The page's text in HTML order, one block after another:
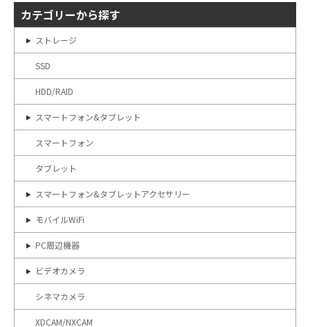
カテゴリーから探す
ストレージ
SSD
HDD/RAID
スマートフォン&タブレット
スマートフォン
タブレット
スマートフォン&タブレットアクセサリー
モバイルWiFi
PC周辺機器
ビデオカメラ
シネマカメラ
XDCAM/NXCAM